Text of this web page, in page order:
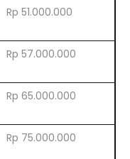
Rp 51.000.000
Rp 57.000.000
Rp 65.000.000
Rp 75.000.000